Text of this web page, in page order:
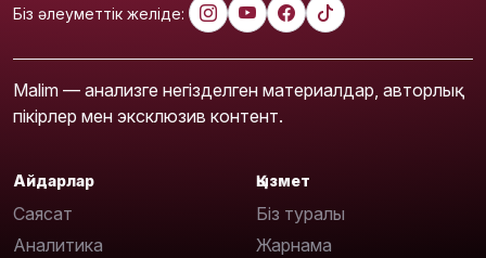
Біз әлеуметтік желіде:
Malim — анализге негізделген материалдар, авторлық
пікірлер мен эксклюзив контент.
Айдарлар
Саясат
Аналитика
Қызмет
Біз туралы
Жарнама